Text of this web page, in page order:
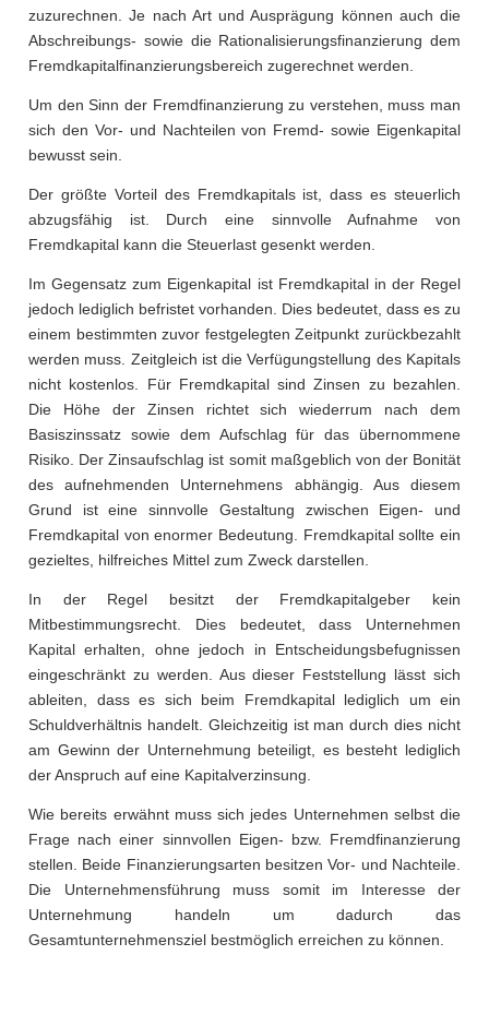
zuzurechnen. Je nach Art und Ausprägung können auch die
Abschreibungs- sowie die Rationalisierungsfinanzierung dem
Fremdkapitalfinanzierungsbereich zugerechnet werden.
Um den Sinn der Fremdfinanzierung zu verstehen, muss man
sich den Vor- und Nachteilen von Fremd- sowie Eigenkapital
bewusst sein.
Der größte Vorteil des Fremdkapitals ist, dass es steuerlich
abzugsfähig ist. Durch eine sinnvolle Aufnahme von
Fremdkapital kann die Steuerlast gesenkt werden.
Im Gegensatz zum Eigenkapital ist Fremdkapital in der Regel
jedoch lediglich befristet vorhanden. Dies bedeutet, dass es zu
einem bestimmten zuvor festgelegten Zeitpunkt zurückbezahlt
werden muss. Zeitgleich ist die Verfügungstellung des Kapitals
nicht kostenlos. Für Fremdkapital sind Zinsen zu bezahlen.
Die Höhe der Zinsen richtet sich wiederrum nach dem
Basiszinssatz sowie dem Aufschlag für das übernommene
Risiko. Der Zinsaufschlag ist somit maßgeblich von der Bonität
des aufnehmenden Unternehmens abhängig. Aus diesem
Grund ist eine sinnvolle Gestaltung zwischen Eigen- und
Fremdkapital von enormer Bedeutung. Fremdkapital sollte ein
gezieltes, hilfreiches Mittel zum Zweck darstellen.
In der Regel besitzt der Fremdkapitalgeber kein
Mitbestimmungsrecht. Dies bedeutet, dass Unternehmen
Kapital erhalten, ohne jedoch in Entscheidungsbefugnissen
eingeschränkt zu werden. Aus dieser Feststellung lässt sich
ableiten, dass es sich beim Fremdkapital lediglich um ein
Schuldverhältnis handelt. Gleichzeitig ist man durch dies nicht
am Gewinn der Unternehmung beteiligt, es besteht lediglich
der Anspruch auf eine Kapitalverzinsung.
Wie bereits erwähnt muss sich jedes Unternehmen selbst die
Frage nach einer sinnvollen Eigen- bzw. Fremdfinanzierung
stellen. Beide Finanzierungsarten besitzen Vor- und Nachteile.
Die Unternehmensführung muss somit im Interesse der
Unternehmung handeln um dadurch das
Gesamtunternehmensziel bestmöglich erreichen zu können.